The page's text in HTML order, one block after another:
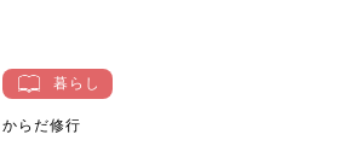
暮らし
からだ修行